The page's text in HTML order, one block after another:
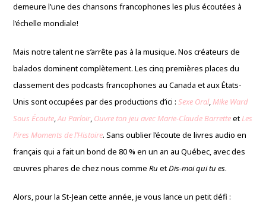
demeure l’une des chansons francophones les plus écoutées à
l’échelle mondiale!
Mais notre talent ne s’arrête pas à la musique. Nos créateurs de
balados dominent complètement. Les cinq premières places du
classement des podcasts francophones au Canada et aux États-
Unis sont occupées par des productions d’ici : Sexe Oral, Mike Ward
Sous Écoute ,Au Parloir, Ouvre ton jeu avec Marie-Claude Barretteet Les
Pires Moments de l’Histoire. Sans oublier l’écoute de livres audio en
français qui a fait un bond de 80 % en un an au Québec, avec des
œuvres phares de chez nous commeRu etDis-moi qui tu es.
Alors, pour la St-Jean cette année, je vous lance un petit défi :